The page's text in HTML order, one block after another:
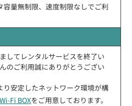
容量無制限、速度制限なしでご利
してレンタルサービスを終了い
のご利用誠にありがとうござい
り安定したネットワーク環境が構
Fi BOXをご用意しております。